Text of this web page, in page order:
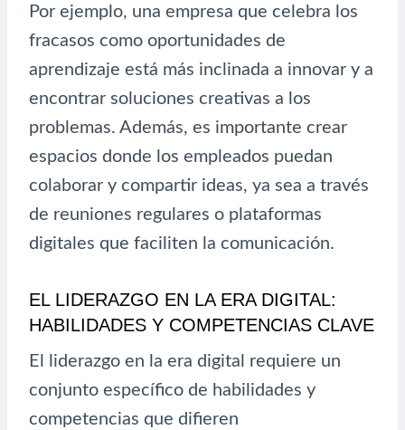
Por ejemplo, una empresa que celebra los
fracasos como oportunidades de
aprendizaje está más inclinada a innovar y a
encontrar soluciones creativas a los
problemas. Además, es importante crear
espacios donde los empleados puedan
colaborar y compartir ideas, ya sea a través
de reuniones regulares o plataformas
digitales que faciliten la comunicación.
EL LIDERAZGO EN LA ERA DIGITAL:
HABILIDADES Y COMPETENCIAS CLAVE
El liderazgo en la era digital requiere un
conjunto específico de habilidades y
competencias que difieren